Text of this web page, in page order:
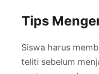
Tips
Siswa harus
teliti sebelum